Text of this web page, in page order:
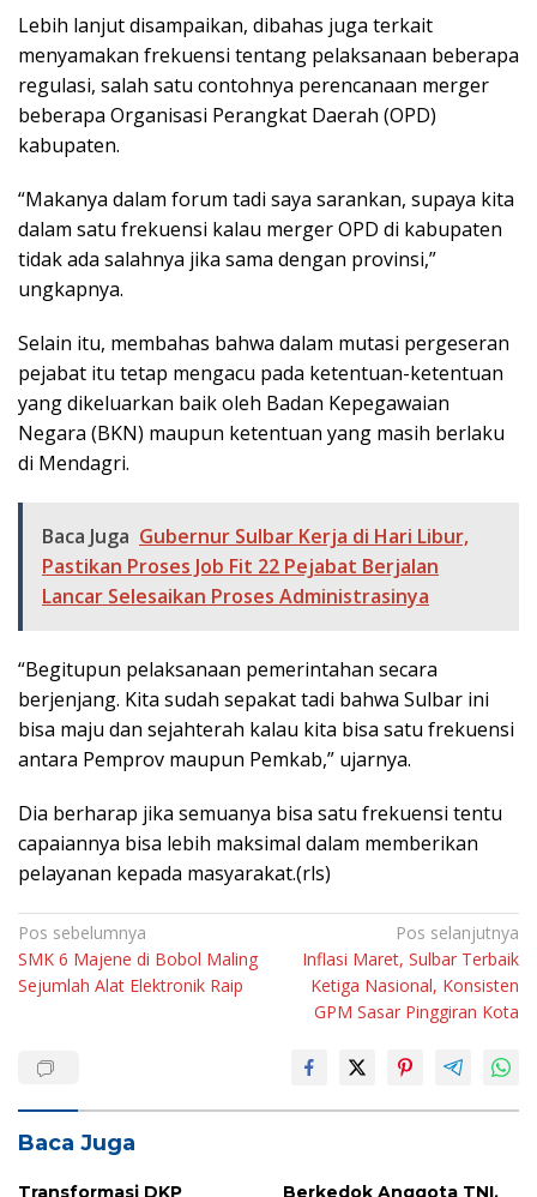
Lebih lanjut disampaikan, dibahas juga terkait
menyamakan frekuensi tentang pelaksanaan beberapa
regulasi, salah satu contohnya perencanaan merger
beberapa Organisasi Perangkat Daerah (OPD)
kabupaten.
“Makanya dalam forum tadi saya sarankan, supaya kita
dalam satu frekuensi kalau merger OPD di kabupaten
tidak ada salahnya jika sama dengan provinsi,”
ungkapnya.
Selain itu, membahas bahwa dalam mutasi pergeseran
pejabat itu tetap mengacu pada ketentuan-ketentuan
yang dikeluarkan baik oleh Badan Kepegawaian
Negara (BKN) maupun ketentuan yang masih berlaku
di Mendagri.
Baca Juga Gubernur Sulbar Kerja di Hari Libur,
Pastikan Proses Job Fit 22 Pejabat Berjalan
Lancar Selesaikan Proses Administrasinya
“Begitupun pelaksanaan pemerintahan secara
berjenjang. Kita sudah sepakat tadi bahwa Sulbar ini
bisa maju dan sejahterah kalau kita bisa satu frekuensi
antara Pemprov maupun Pemkab,” ujarnya.
Dia berharap jika semuanya bisa satu frekuensi tentu
capaiannya bisa lebih maksimal dalam memberikan
pelayanan kepada masyarakat.(rls)
Navigasi
pos
Pos sebelumnya
SMK 6 Majene di Bobol Maling
Sejumlah Alat Elektronik Raip
Pos selanjutnya
Inflasi Maret, Sulbar Terbaik
Ketiga Nasional, Konsisten
GPM Sasar Pinggiran Kota
Baca Juga